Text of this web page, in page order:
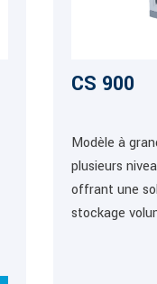
CS 900
Modèle à
plusieurs
offrant une
stockage